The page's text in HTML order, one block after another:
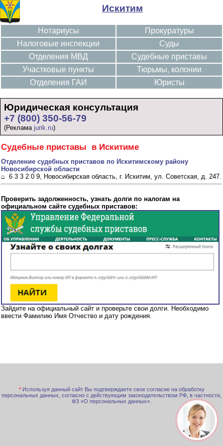
Искитим
Нотариусы
Налоговые инспекции
Отделения МВД
Участковые пункты
Отделения ГАИ
Прокуратуры
Суды
Судебные приставы
Тюрьмы, колонии
Юристы
Юридическая консультация
+7 (800) 350-56-79
(Реклама jurik.ru)
Судебные приставы в Искитиме
Отделение судебных приставов по Искитимскому району
Новосибирской области
⌂ 6 3 3 2 0 9, Новосибирская область, г. Искитим, ул. Советская, д. 247.
Проверить задолженность, узнать долги по налогам на
официальном сайте судебных приставов:
Зайдите на официальный сайт и проверьте свои долги. Необходимо
ввести Фамилию Имя Отчество и дату рождения.
* Используя данный сайт Вы подтверждаете свое согласие на обработку
персональных данных, согласно с действующим законодательством РФ, в частности,
ФЗ «О персональных данных».